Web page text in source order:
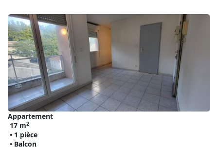
Appartement
17 m2
• 1 pièce
• Balcon